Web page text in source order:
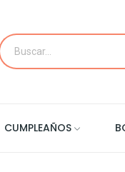
CUMPLEAÑOS